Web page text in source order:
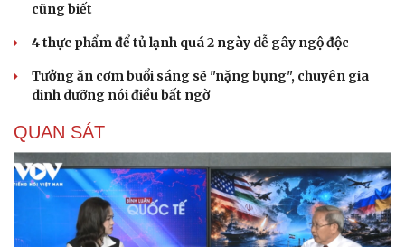
cũng biết
4 thực phẩm để tủ lạnh quá 2 ngày dễ gây ngộ độc
Tưởng ăn cơm buổi sáng sẽ "nặng bụng", chuyên gia
dinh dưỡng nói điều bất ngờ
QUAN SÁT